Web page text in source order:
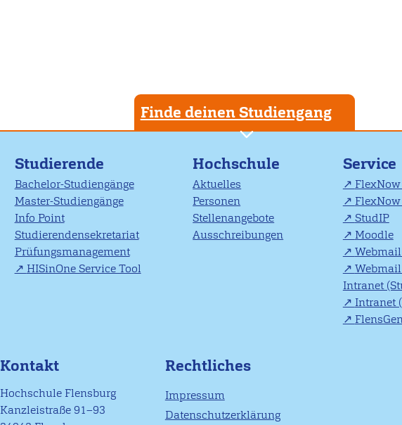
Finde deinen Studiengang
Studierende
Bachelor-Studiengänge
Master-Studiengänge
Info Point
Studierendensekretariat
Prüfungsmanagement
HISinOne Service Tool
Hochschule
Aktuelles
Personen
Stellenangebote
Ausschreibungen
Service
StudIP
Moodle
Intranet
Intranet
Kontakt
Hochschule Flensburg
Kanzleistraße 91–93
Rechtliches
Impressum
Datenschutzerklärung